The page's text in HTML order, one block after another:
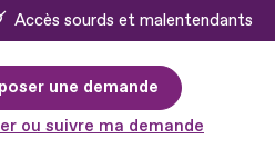
Accès sourds et malentendants
une demande
ou suivre ma demande